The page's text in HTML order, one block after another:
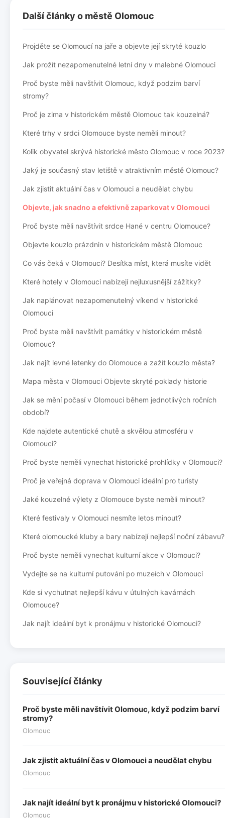
Další články o městě Olomouc
Projděte se Olomoucí na jaře a objevte její skryté kouzlo
Jak prožít nezapomenutelné letní dny v malebné Olomouci
Proč byste měli navštívit Olomouc, když podzim barví
stromy?
Proč je zima v historickém městě Olomouc tak kouzelná?
Které trhy v srdci Olomouce byste neměli minout?
Kolik obyvatel skrývá historické město Olomouc v roce 2023?
Jaký je současný stav letiště v atraktivním městě Olomouc?
Jak zjistit aktuální čas v Olomouci a neudělat chybu
Objevte, jak snadno a efektivně zaparkovat v Olomouci
Proč byste měli navštívit srdce Hané v centru Olomouce?
Objevte kouzlo prázdnin v historickém městě Olomouc
Co vás čeká v Olomouci? Desítka míst, která musíte vidět
Které hotely v Olomouci nabízejí nejluxusnější zážitky?
Jak naplánovat nezapomenutelný víkend v historické
Olomouci
Proč byste měli navštívit památky v historickém městě
Olomouc?
Jak najít levné letenky do Olomouce a zažít kouzlo města?
Mapa města v Olomouci Objevte skryté poklady historie
Jak se mění počasí v Olomouci během jednotlivých ročních
období?
Kde najdete autentické chutě a skvělou atmosféru v
Olomouci?
Proč byste neměli vynechat historické prohlídky v Olomouci?
Proč je veřejná doprava v Olomouci ideální pro turisty
Jaké kouzelné výlety z Olomouce byste neměli minout?
Které festivaly v Olomouci nesmíte letos minout?
Které olomoucké kluby a bary nabízejí nejlepší noční zábavu?
Proč byste neměli vynechat kulturní akce v Olomouci?
Vydejte se na kulturní putování po muzeích v Olomouci
Kde si vychutnat nejlepší kávu v útulných kavárnách
Olomouce?
Jak najít ideální byt k pronájmu v historické Olomouci?
Související články
Proč byste měli navštívit Olomouc, když podzim barví
stromy?
Olomouc
Jak zjistit aktuální čas v Olomouci a neudělat chybu
Olomouc
Jak najít ideální byt k pronájmu v historické Olomouci?
Olomouc